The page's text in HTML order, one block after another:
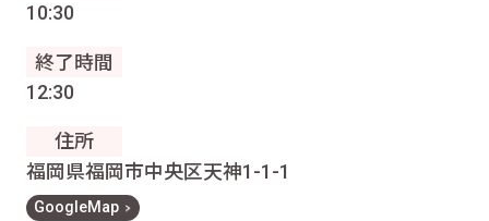
10:30
終了時間
12:30
住所
福岡県福岡市中央区天神1-1-1
GoogleMap